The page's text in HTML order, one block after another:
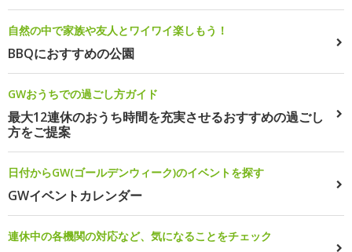
自然の中で家族や友人とワイワイ楽しもう！
BBQにおすすめの公園
GWおうちでの過ごし方ガイド
最大12連休のおうち時間を充実させるおすすめの過ごし
方をご提案
日付からGW(ゴールデンウィーク)のイベントを探す
GWイベントカレンダー
連休中の各機関の対応など、気になることをチェック